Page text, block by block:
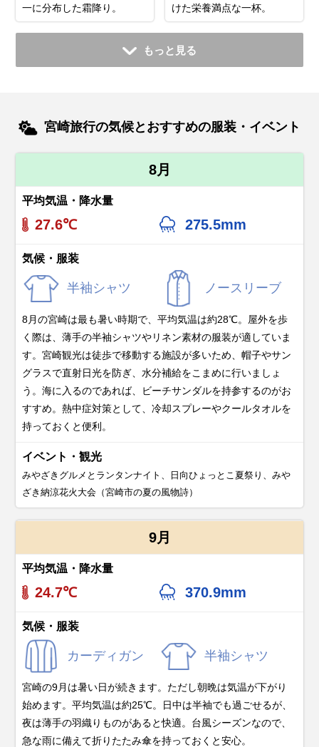
一に分布した霜降り。
けた栄養満点な一杯。
もっと見る
宮崎旅行の気候とおすすめの服装・イベント
8月
平均気温・降水量
27.6℃ 275.5mm
気候・服装
半袖シャツ ノースリーブ
8月の宮崎は最も暑い時期で、平均気温は約28℃。屋外を歩
く際は、薄手の半袖シャツやリネン素材の服装が適していま
す。宮崎観光は徒歩で移動する施設が多いため、帽子やサン
グラスで直射日光を防ぎ、水分補給をこまめに行いましょ
う。海に入るのであれば、ビーチサンダルを持参するのがお
すすめ。熱中症対策として、冷却スプレーやクールタオルを
持っておくと便利。
イベント・観光
みやざきグルメとランタンナイト、日向ひょっとこ夏祭り、みや
ざき納涼花火大会（宮崎市の夏の風物詩）
9月
平均気温・降水量
24.7℃ 370.9mm
気候・服装
カーディガン 半袖シャツ
宮崎の9月は暑い日が続きます。ただし朝晩は気温が下がり
始めます。平均気温は約25℃。日中は半袖でも過ごせるが、
夜は薄手の羽織りものがあると快適。台風シーズンなので、
急な雨に備えて折りたたみ傘を持っておくと安心。